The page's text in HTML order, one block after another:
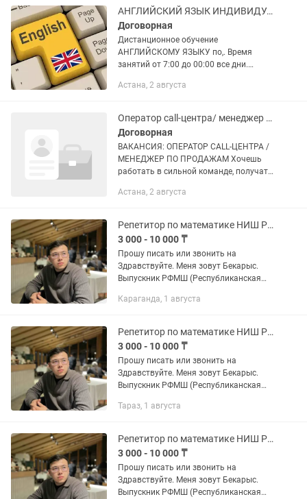
школьной и...
АНГЛИЙСКИЙ ЯЗЫК ИНДИВИДУАЛЬНО И В ГРУППАХ
Договорная
Дистанционное обучение
АНГЛИЙСКОМУ ЯЗЫКУ по,. Время
занятий от 7:00 до 00:00 все дни.
-подготовка к сдаче экзаменов (ELTS,
-подготовка к...
Астана, 2 августа
Оператор call-центра/ менеджер по продажам
Договорная
ВАКАНСИЯ: ОПЕРАТОР CALL-ЦЕНТРА /
МЕНЕДЖЕР ПО ПРОДАЖАМ Хочешь
работать в сильной команде, получать
продажах? Тогда мы ждем именно
Астана, 2 августа
Репетитор по математике НИШ РФМШ КТЛ SAT NUET. Помощь по СОР, СОЧ
3 000 - 10 000 ₸
Прошу писать или звонить на
Здравствуйте. Меня зовут Бекарыс.
Выпускник РФМШ (Республиканская
Студент 3 курса Назарбаев
Караганда, 1 августа
Репетитор по математике НИШ РФМШ КТЛ SAT NUET. Помощь по СОР, СОЧ
3 000 - 10 000 ₸
Прошу писать или звонить на
Здравствуйте. Меня зовут Бекарыс.
Выпускник РФМШ (Республиканская
Студент 3 курса Назарбаев
Тараз, 1 августа
Репетитор по математике НИШ РФМШ КТЛ SAT NUET. Помощь по СОР, СОЧ
3 000 - 10 000 ₸
Прошу писать или звонить на
Здравствуйте. Меня зовут Бекарыс.
Выпускник РФМШ (Республиканская